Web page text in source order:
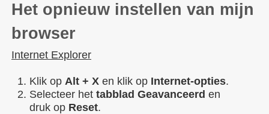
Het opnieuw instellen van mijn
browser
Internet Explorer
Klik op Alt + X en klik op Internet-opties.
Selecteer het tabblad Geavanceerd en
druk op Reset.